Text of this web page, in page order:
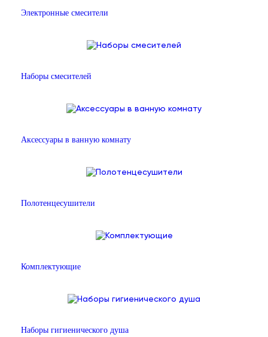
Электронные смесители
Наборы смесителей
Аксессуары в ванную комнату
Полотенцесушители
Комплектующие
Наборы гигиенического душа